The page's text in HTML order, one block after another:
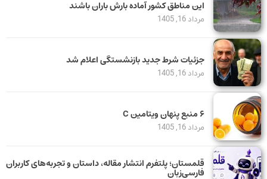
این مناطق کشور آماده بارش باران باشند
مرداد 16, 1405
جزئیات شرط جدید بازنشستگی اعلام شد
مرداد 16, 1405
۶ منبع پنهان ویتامین C
مرداد 16, 1405
قلمستان؛ پلتفرم انتشار مقاله، داستان و تجربه‌های کاربران
فارسی‌زبان